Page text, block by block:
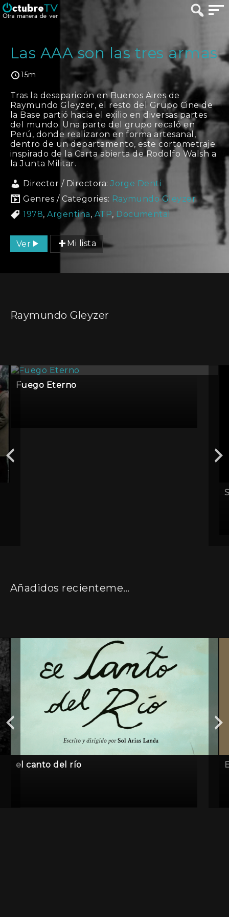
Las AAA son las tres armas
15m
Tras la desaparición en Buenos Aires de
Raymundo Gleyzer, el resto del Grupo Cine de
la Base partió hacia el exilio en diversas partes
del mundo. Una parte del grupo recaló en
Perú, donde realizaron en forma artesanal,
dentro de un departamento, este cortometraje
inspirado de la Carta abierta de Rodolfo Walsh a
la Junta Militar.
Director / Directora:Jorge Denti
Genres / Categories: Raymundo Gleyzer
1978,Argentina, ATP, Documental
Ver Mi lista
Raymundo Gleyzer
Fuego Eterno
Añadidos recientemente
el canto del río